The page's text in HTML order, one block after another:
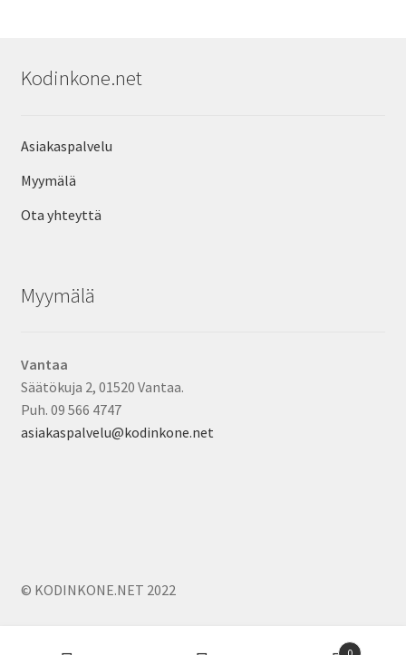
Kodinkone.net
Asiakaspalvelu
Myymälä
Ota yhteyttä
Myymälä
Vantaa
Säätökuja 2, 01520 Vantaa.
Puh. 09 566 4747
asiakaspalvelu@kodinkone.net
© KODINKONE.NET 2022